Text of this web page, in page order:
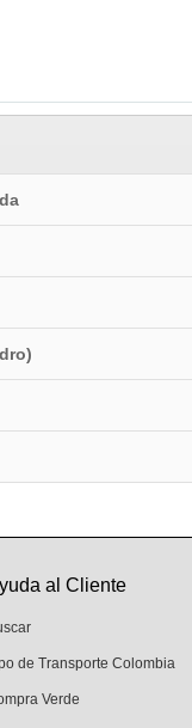
al Cliente
de Transporte Colombia
Verde